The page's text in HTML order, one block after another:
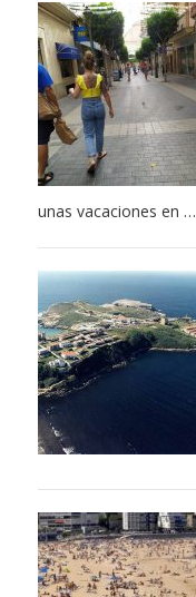
unas vacaciones en …